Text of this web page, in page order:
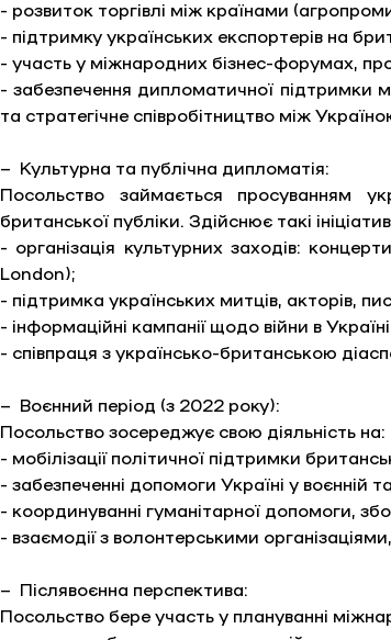
- розвиток торгівлі між країнами
- підтримку українських експортерів на
- участь у міжнародних бізнес-форумах,
- забезпечення дипломатичної підтримки
та стратегічне співробітництво між
– Культурна та публічна дипломатія:
Посольство займається просуванням
британської публіки. Здійснює такі
- організація культурних заходів:
London);
- підтримка українських митців, акторів,
- інформаційні кампанії щодо війни в
- співпраця з українсько-британською
– Воєнний період (з 2022 року):
Посольство зосереджує свою діяльність на:
- мобілізації політичної підтримки
- забезпеченні допомоги Україні у воєнній
- координуванні гуманітарної допомоги,
- взаємодії з волонтерськими
– Післявоєнна перспектива:
Посольство бере участь у плануванні